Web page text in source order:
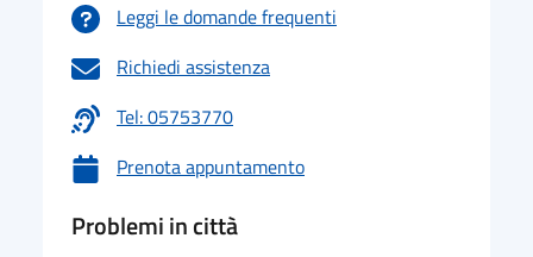
Leggi le domande frequenti
Richiedi assistenza
Tel: 05753770
Prenota appuntamento
Problemi in città